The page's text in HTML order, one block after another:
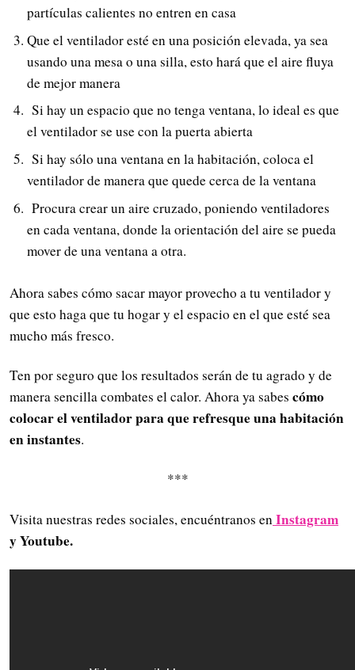
partículas calientes no entren en casa
Que el ventilador esté en una posición elevada, ya sea
usando una mesa o una silla, esto hará que el aire fluya
de mejor manera
Si hay un espacio que no tenga ventana, lo ideal es que
el ventilador se use con la puerta abierta
Si hay sólo una ventana en la habitación, coloca el
ventilador de manera que quede cerca de la ventana
Procura crear un aire cruzado, poniendo ventiladores
en cada ventana, donde la orientación del aire se pueda
mover de una ventana a otra.
Ahora sabes cómo sacar mayor provecho a tu ventilador y
que esto haga que tu hogar y el espacio en el que esté sea
mucho más fresco.
Ten por seguro que los resultados serán de tu agrado y de
manera sencilla combates el calor. Ahora ya sabes cómo
colocar el ventilador para que refresque una habitación
en instantes.
***
Visita nuestras redes sociales, encuéntranos enInstagram
y Youtube.